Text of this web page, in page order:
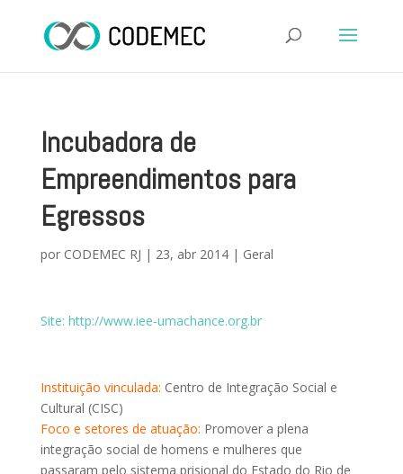
Incubadora de
Empreendimentos para
Egressos
por CODEMEC RJ | 23, abr 2014| Geral
Site: http://www.iee-umachance.org.br
Instituição vinculada: Centro de Integração Social e
Cultural (CISC)
Foco e setores de atuação: Promover a plena
integração social de homens e mulheres que
passaram pelo sistema prisional do Estado do Rio de